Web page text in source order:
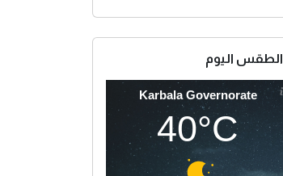
الطقس اليوم
Karbala Governorate
40°C